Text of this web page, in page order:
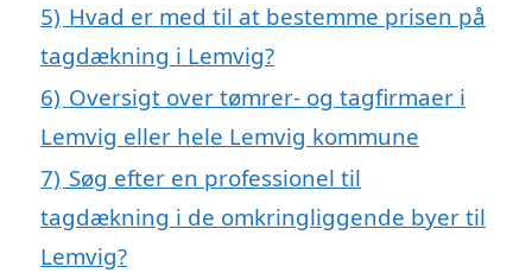
5) Hvad er med til at bestemme prisen på
tagdækning i Lemvig?
6) Oversigt over tømrer- og tagfirmaer i
Lemvig eller hele Lemvig kommune
7) Søg efter en professionel til
tagdækning i de omkringliggende byer til
Lemvig?